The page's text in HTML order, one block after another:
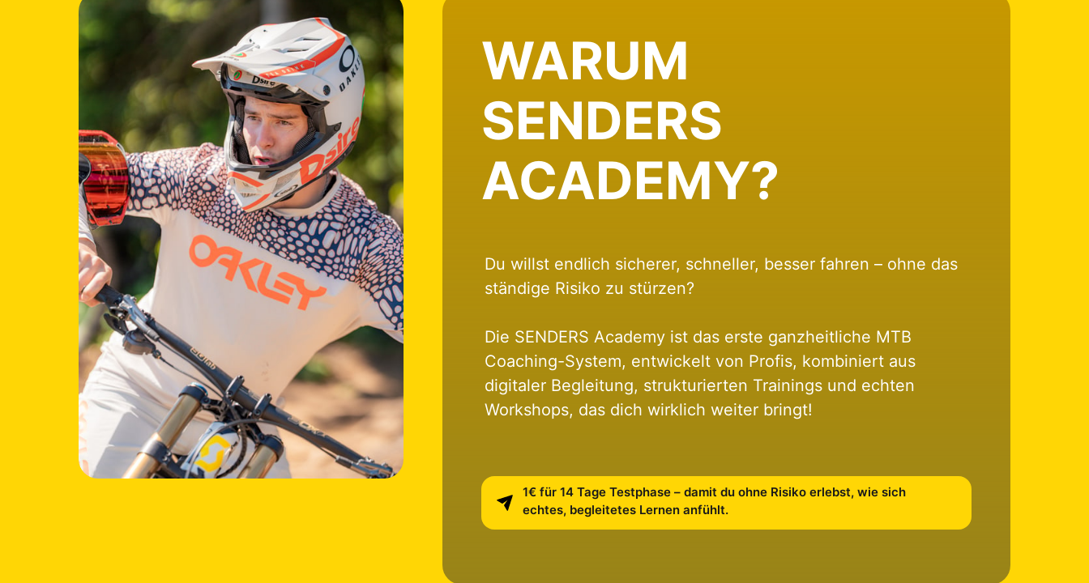
WARUM
SENDERS
ACADEMY?
Du willst endlich sicherer, schneller, besser fahren – ohne das
ständige Risiko zu stürzen?
Die SENDERS Academy ist das erste ganzheitliche MTB
Coaching-System, entwickelt von Profis, kombiniert aus
digitaler Begleitung, strukturierten Trainings und echten
Workshops, das dich wirklich weiter bringt!
1€ für 14 Tage Testphase – damit du ohne Risiko erlebst, wie sich
echtes, begleitetes Lernen anfühlt.